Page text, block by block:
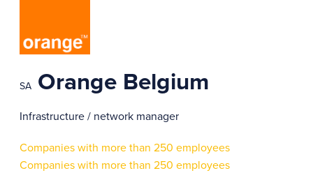
SA Orange Belgium
Infrastructure / network manager
Companies with more than 250 employees
Companies with more than 250 employees